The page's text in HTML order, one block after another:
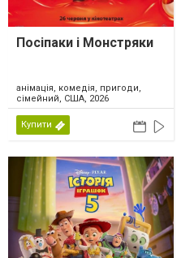
Посіпаки і Монстряки
анімація, комедія, пригоди,
сімейний, США, 2026
Купити